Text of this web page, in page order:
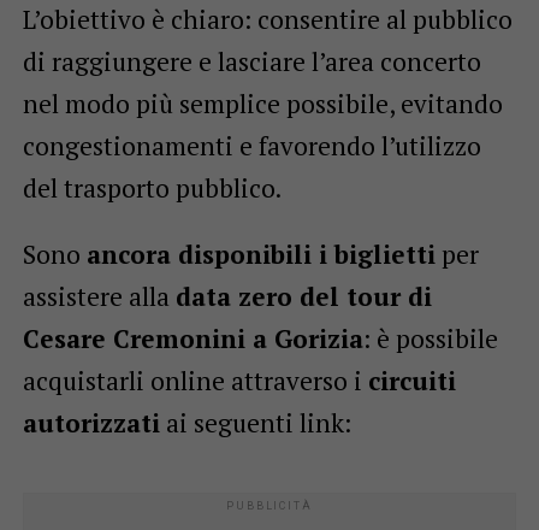
L’obiettivo è chiaro: consentire al pubblico
di raggiungere e lasciare l’area concerto
nel modo più semplice possibile, evitando
congestionamenti e favorendo l’utilizzo
del trasporto pubblico.
Sono ancora disponibili i bigliettiper
assistere alla data zero del tour di
Cesare Cremonini a Gorizia: è possibile
acquistarli online attraverso i circuiti
autorizzatiai seguenti link: